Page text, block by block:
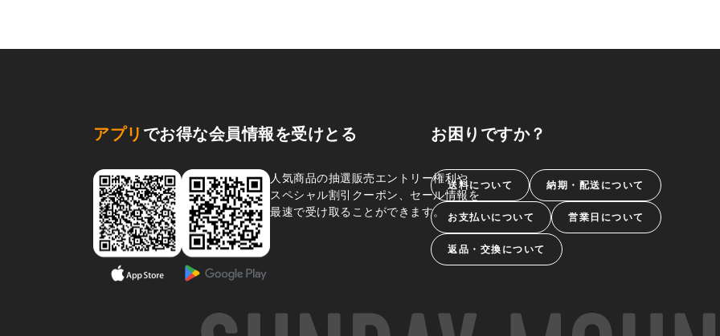
アプリ でお得な会員情報を受けとる
人気商品の抽選販売エントリー権利や、
スペシャル割引クーポン、セール情報を
最速で受け取ることができます。
お困りですか？
送料について 納期・配送について
お支払いについて 営業日について
返品・交換について